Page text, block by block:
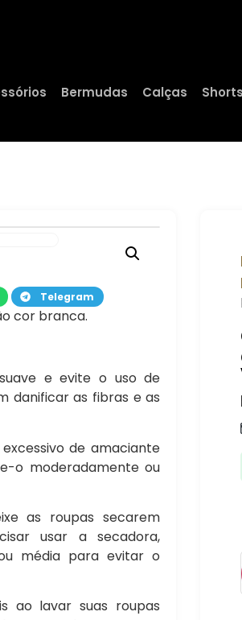
Bermudas Calças Shorts
Telegram
cor branca.
e evite o uso de
danificar as fibras e as
de amaciante
o moderadamente ou
as roupas secarem
usar a secadora,
média para evitar o
ao lavar suas roupas